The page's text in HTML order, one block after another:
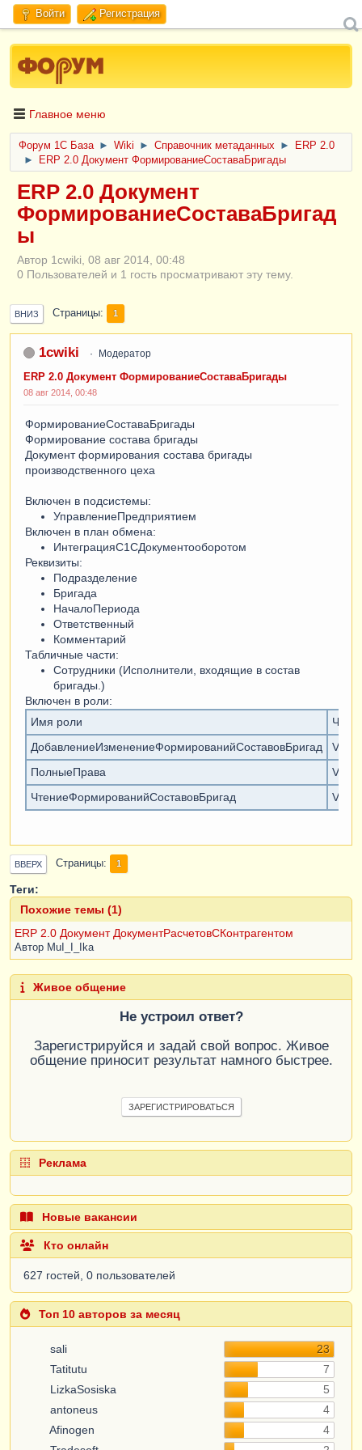
Войти Регистрация
Главное меню
Форум 1C База ► Wiki ► Справочник метаданных ►
ERP 2.0
►
ERP 2.0 Документ ФормированиеСоставаБригады
ERP 2.0 Документ
ФормированиеСоставаБригад
ы
Автор 1cwiki, 08 авг 2014, 00:48
0 Пользователей и 1 гость просматривают эту тему.
ВНИЗ Страницы 1
1cwiki Модератор
ERP 2.0 Документ ФормированиеСоставаБригады
08 авг 2014, 00:48
ФормированиеСоставаБригады
Формирование состава бригады
Документ формирования состава бригады
производственного цеха
Включен в подсистемы:
УправлениеПредприятием
Включен в план обмена:
ИнтеграцияС1СДокументооборотом
Реквизиты:
Подразделение
Бригада
НачалоПериода
Ответственный
Комментарий
Табличные части:
Сотрудники (Исполнители, входящие в состав
бригады.)
Включен в роли:
Имя роли
ДобавлениеИзменениеФормированийСоставовБригад
V
ПолныеПрава
V
ЧтениеФормированийСоставовБригад
V
ВВЕРХ Страницы 1
Теги:
Похожие темы (1)
ERP 2.0 Документ ДокументРасчетовСКонтрагентом
Автор MuI_I_Ika
Живое общение
Не устроил ответ?
Зарегистрируйся и задай свой вопрос. Живое
общение приносит результат намного быстрее.
ЗАРЕГИСТРИРОВАТЬСЯ
Реклама
Новые вакансии
Кто онлайн
627 гостей, 0 пользователей
Топ 10 авторов за месяц
sali
23
Tatitutu
7
LizkaSosiska
5
antoneus
4
Afinogen
4